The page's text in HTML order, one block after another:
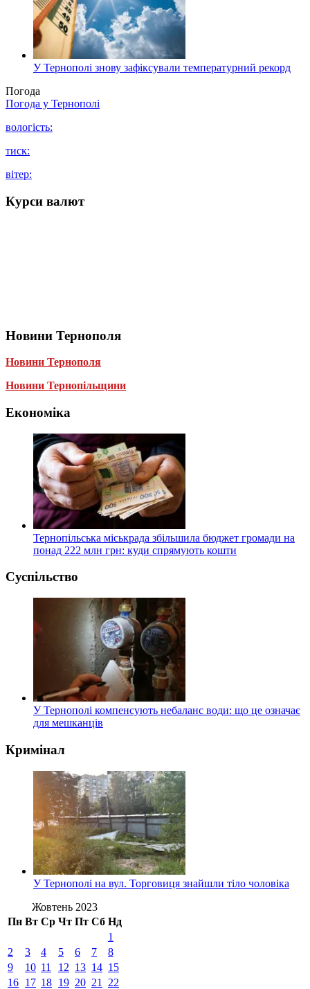
У Тернополі знову зафіксували температурний рекорд
Погода
Погода у Тернополі
вологість:
тиск:
вітер:
Курси валют
Новини Тернополя
Новини Тернополя
Новини Тернопільщини
Економіка
Тернопільська міськрада збільшила бюджет громади на
понад 222 млн грн: куди спрямують кошти
Суспільство
У Тернополі компенсують небаланс води: що це означає
для мешканців
Кримінал
У Тернополі на вул. Торговиця знайшли тіло чоловіка
Жовтень 2023
Пн Вт Ср Чт Пт Сб Нд
1
2
3 4 5 6 7
8
9
10 11 12 13 14 15
16 17 18 19 20 21
22